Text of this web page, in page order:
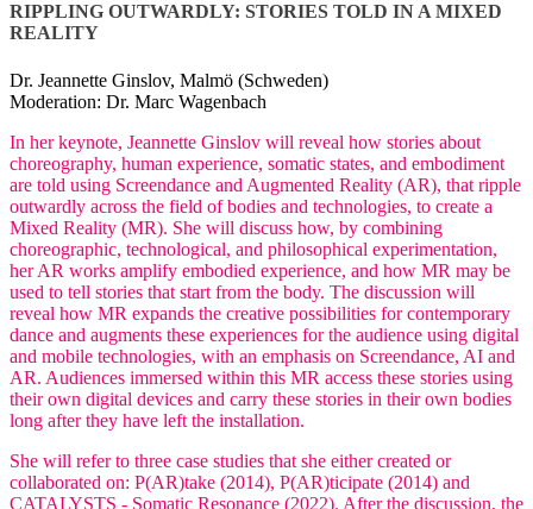
RIPPLING OUTWARDLY: STORIES TOLD IN A MIXED
REALITY
Dr. Jeannette Ginslov, Malmö (Schweden)
Moderation: Dr. Marc Wagenbach
In her keynote, Jeannette Ginslov will reveal how stories about
choreography, human experience, somatic states, and embodiment
are told using Screendance and Augmented Reality (AR), that ripple
outwardly across the field of bodies and technologies, to create a
Mixed Reality (MR). She will discuss how, by combining
choreographic, technological, and philosophical experimentation,
her AR works amplify embodied experience, and how MR may be
used to tell stories that start from the body. The discussion will
reveal how MR expands the creative possibilities for contemporary
dance and augments these experiences for the audience using digital
and mobile technologies, with an emphasis on Screendance, AI and
AR. Audiences immersed within this MR access these stories using
their own digital devices and carry these stories in their own bodies
long after they have left the installation.
She will refer to three case studies that she either created or
collaborated on: P(AR)take (2014), P(AR)ticipate (2014) and
CATALYSTS - Somatic Resonance (2022). After the discussion, the